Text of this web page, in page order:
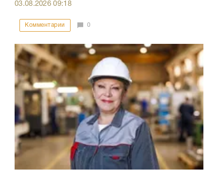
03.08.202609:18
Комментарии 0